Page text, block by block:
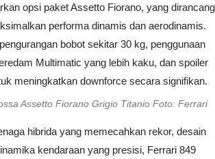
opsi paket Assetto Fiorano, yang dirancang
performa dinamis dan aerodinamis.
bobot sekitar 30 kg, penggunaan
Multimatic yang lebih kaku, dan spoiler
meningkatkan downforce secara signifikan.
Foto: Ferrari
hibrida yang memecahkan rekor, desain
kendaraan yang presisi, Ferrari 849